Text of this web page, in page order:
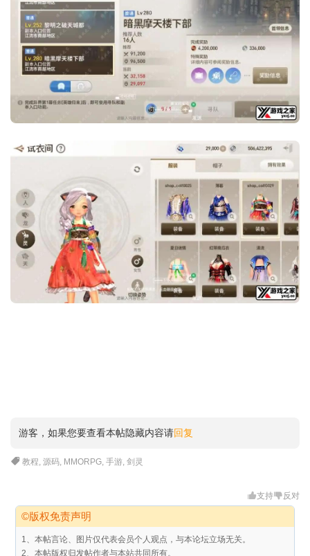
游客，如果您要查看本帖隐藏内容请回复
教程 ,源码 MMORPG ,手游 ,剑灵
支持 反对
©版权免责声明
1、本帖言论、图片仅代表会员个人观点，与本论坛立场无关。
2、本帖版权归发帖作者与本站共同所有。